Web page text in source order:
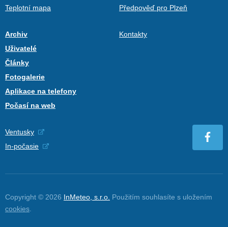
Teplotní mapa
Předpověď pro Plzeň
Archiv
Uživatelé
Články
Fotogalerie
Aplikace na telefony
Počasí na web
Kontakty
Ventusky
In-počasie
Copyright © 2026 InMeteo, s.r.o. Použitím souhlasíte s uložením
cookies